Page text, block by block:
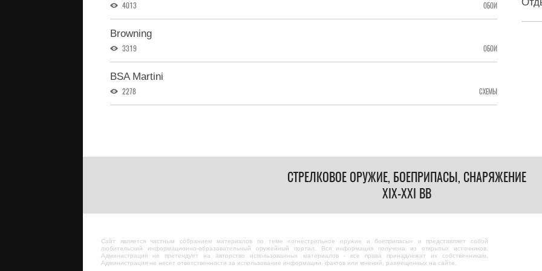
4013 ОБОИ
Browning
3319 ОБОИ
BSA Martini
2278 СХЕМЫ
СТРЕЛКОВОЕ ОРУЖИЕ, БОЕПРИПАСЫ, СНАРЯЖЕНИЕ
XIX-XXI ВВ
Сайт является частным собранием материалов по теме «огнестрельное оружие и боеприпасы» и представляет собой
любительский информационно-образовательный оружейный портал. Вся информация получена из открытых источников.
Администрация не претендует на авторство использованных материалов - все права принадлежат их собственникам.
Администрация не несет ответственности за использование информации, фактов или мнений, размещенных на сайте.